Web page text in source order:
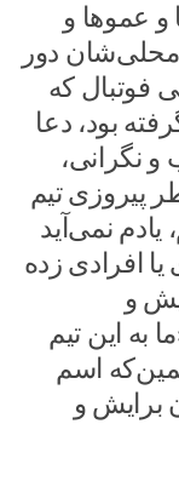
و عموها و
محلی‌شان دور
فوتبال که
بود، دعا
و نگرانی،
پیروزی تیم
نمی‌آید
افرادی زده
و
به این تیم
اسم
برایش و